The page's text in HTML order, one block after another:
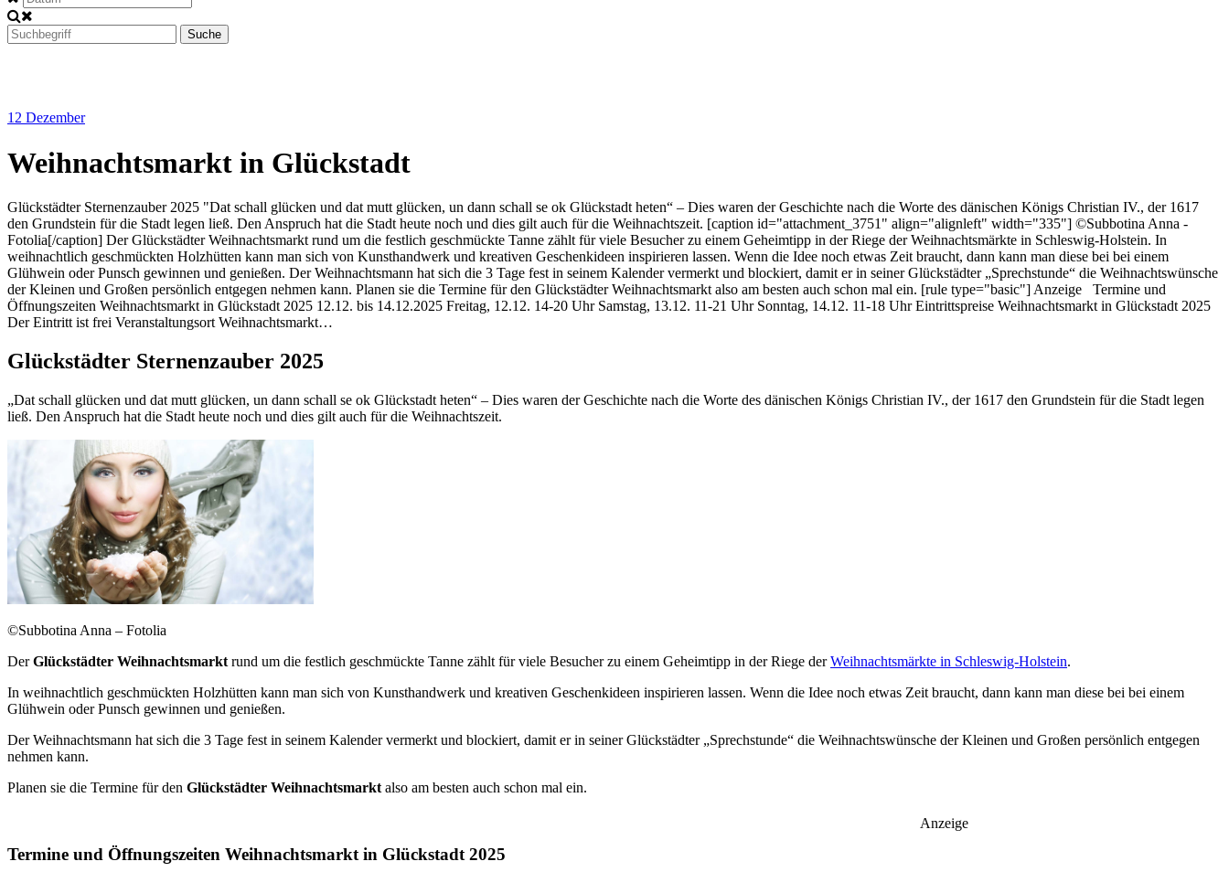
Suche
12 Dezember
Weihnachtsmarkt in Glückstadt
Glückstädter Sternenzauber 2025 "Dat schall glücken und dat mutt glücken, un dann schall se ok Glückstadt heten“ – Dies waren der Geschichte nach die Worte des dänischen Königs Christian IV., der 1617
den Grundstein für die Stadt legen ließ. Den Anspruch hat die Stadt heute noch und dies gilt auch für die Weihnachtszeit. [caption id="attachment_3751" align="alignleft" width="335"] ©Subbotina Anna -
Fotolia[/caption] Der Glückstädter Weihnachtsmarkt rund um die festlich geschmückte Tanne zählt für viele Besucher zu einem Geheimtipp in der Riege der Weihnachtsmärkte in Schleswig-Holstein. In
weihnachtlich geschmückten Holzhütten kann man sich von Kunsthandwerk und kreativen Geschenkideen inspirieren lassen. Wenn die Idee noch etwas Zeit braucht, dann kann man diese bei bei einem
Glühwein oder Punsch gewinnen und genießen. Der Weihnachtsmann hat sich die 3 Tage fest in seinem Kalender vermerkt und blockiert, damit er in seiner Glückstädter „Sprechstunde“ die Weihnachtswünsche
der Kleinen und Großen persönlich entgegen nehmen kann. Planen sie die Termine für den Glückstädter Weihnachtsmarkt also am besten auch schon mal ein. [rule type="basic"] Anzeige Termine und
Öffnungszeiten Weihnachtsmarkt in Glückstadt 2025 12.12. bis 14.12.2025 Freitag, 12.12. 14-20 Uhr Samstag, 13.12. 11-21 Uhr Sonntag, 14.12. 11-18 Uhr Eintrittspreise Weihnachtsmarkt in Glückstadt 2025
Der Eintritt ist frei Veranstaltungsort Weihnachtsmarkt…
Glückstädter Sternenzauber 2025
„Dat schall glücken und dat mutt glücken, un dann schall se ok Glückstadt heten“ – Dies waren der Geschichte nach die Worte des dänischen Königs Christian IV., der 1617 den Grundstein für die Stadt legen
ließ. Den Anspruch hat die Stadt heute noch und dies gilt auch für die Weihnachtszeit.
©Subbotina Anna – Fotolia
DerGlückstädter Weihnachtsmarkt rund um die festlich geschmückte Tanne zählt für viele Besucher zu einem Geheimtipp in der Riege derWeihnachtsmärkte in Schleswig-Holstein.
In weihnachtlich geschmückten Holzhütten kann man sich von Kunsthandwerk und kreativen Geschenkideen inspirieren lassen. Wenn die Idee noch etwas Zeit braucht, dann kann man diese bei bei einem
Glühwein oder Punsch gewinnen und genießen.
Der Weihnachtsmann hat sich die 3 Tage fest in seinem Kalender vermerkt und blockiert, damit er in seiner Glückstädter „Sprechstunde“ die Weihnachtswünsche der Kleinen und Großen persönlich entgegen
nehmen kann.
Planen sie die Termine für den Glückstädter Weihnachtsmarkt also am besten auch schon mal ein.
Anzeige
Termine und Öffnungszeiten Weihnachtsmarkt in Glückstadt 2025